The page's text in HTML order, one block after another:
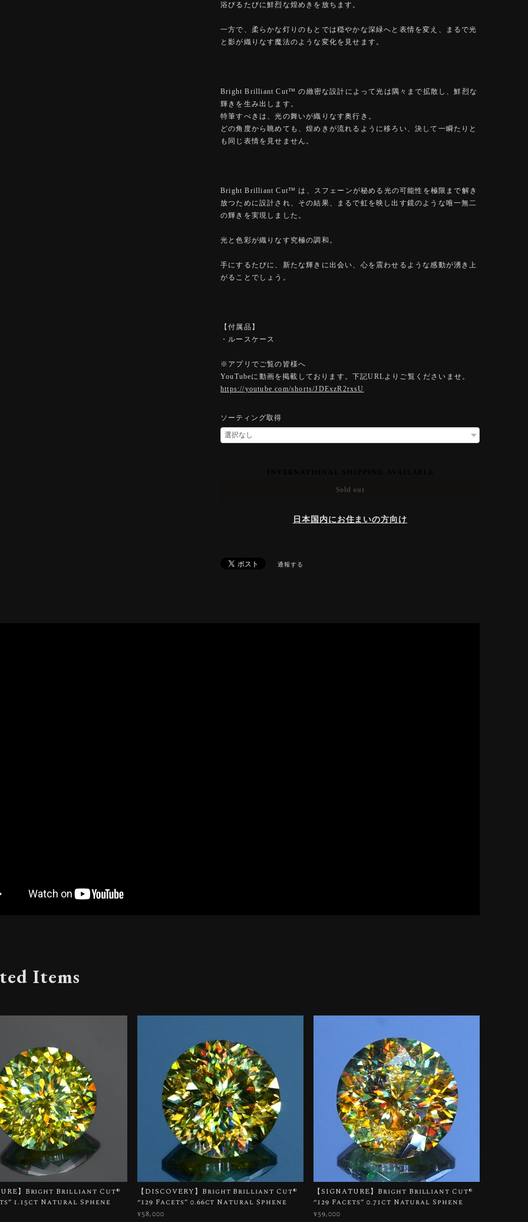
浴びるたびに鮮烈な煌めきを放ちます。
一方で、柔らかな灯りのもとでは穏やかな深緑へと表情を変え、まるで光
と影が織りなす魔法のような変化を見せます。
Bright Brilliant Cut™️ の緻密な設計によって光は隅々まで拡散し、鮮烈な
輝きを生み出します。
特筆すべきは、光の舞いが織りなす奥行き。
どの角度から眺めても、煌めきが流れるように移ろい、決して一瞬たりと
も同じ表情を見せません。
Bright Brilliant Cut™️ は、スフェーンが秘める光の可能性を極限まで解き
放つために設計され、その結果、まるで虹を映し出す鏡のような唯一無二
の輝きを実現しました。
光と色彩が織りなす究極の調和。
手にするたびに、新たな輝きに出会い、心を震わせるような感動が湧き上
がることでしょう。
【付属品】
・ルースケース
※アプリでご覧の皆様へ
YouTubeに動画を掲載しております。下記URLよりご覧くださいませ。
https://youtube.com/shorts/JDExzR2rxsU
ソーティング取得
Sold out
日本国内にお住まいの方向け
通報する
Items
】Bright Brilliant Cut®︎
1.15ct Natural Sphene
【DISCOVERY】Bright Brilliant Cut®︎
“129 Facets” 0.66ct Natural Sphene
¥58,000
【SIGNATURE】Bright Brilliant Cut®︎
“129 Facets” 0.71ct Natural Sphene
¥59,000